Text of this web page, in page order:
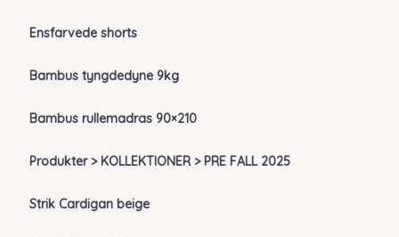
Ensfarvede shorts
Bambus tyngdedyne 9kg
Bambus rullemadras 90×210
Produkter > KOLLEKTIONER > PRE FALL 2025
Strik Cardigan beige